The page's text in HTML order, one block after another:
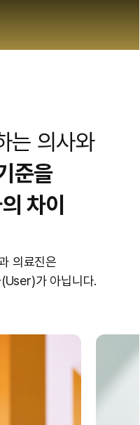
는 의사와
준을
차이
의료진은
가 아닙니다.